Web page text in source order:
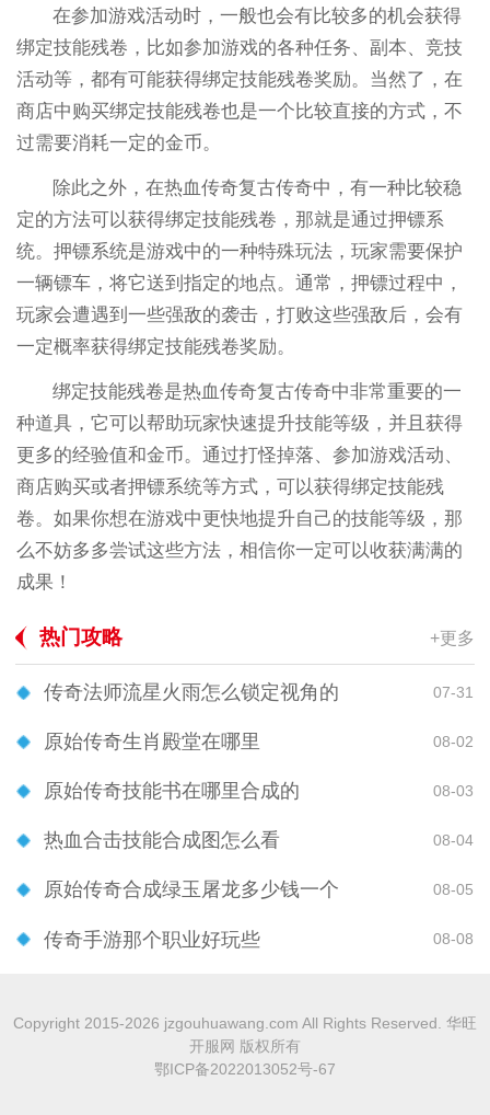
在参加游戏活动时，一般也会有比较多的机会获得
绑定技能残卷，比如参加游戏的各种任务、副本、竞技
活动等，都有可能获得绑定技能残卷奖励。当然了，在
商店中购买绑定技能残卷也是一个比较直接的方式，不
过需要消耗一定的金币。
除此之外，在热血传奇复古传奇中，有一种比较稳
定的方法可以获得绑定技能残卷，那就是通过押镖系
统。押镖系统是游戏中的一种特殊玩法，玩家需要保护
一辆镖车，将它送到指定的地点。通常，押镖过程中，
玩家会遭遇到一些强敌的袭击，打败这些强敌后，会有
一定概率获得绑定技能残卷奖励。
绑定技能残卷是热血传奇复古传奇中非常重要的一
种道具，它可以帮助玩家快速提升技能等级，并且获得
更多的经验值和金币。通过打怪掉落、参加游戏活动、
商店购买或者押镖系统等方式，可以获得绑定技能残
卷。如果你想在游戏中更快地提升自己的技能等级，那
么不妨多多尝试这些方法，相信你一定可以收获满满的
成果！
热门攻略 +更多
传奇法师流星火雨怎么锁定视角的 07-31
原始传奇生肖殿堂在哪里 08-02
原始传奇技能书在哪里合成的 08-03
热血合击技能合成图怎么看 08-04
原始传奇合成绿玉屠龙多少钱一个 08-05
传奇手游那个职业好玩些 08-08
Copyright 2015-2026 jzgouhuawang.com All Rights Reserved. 华旺
开服网 版权所有
鄂ICP备2022013052号-67